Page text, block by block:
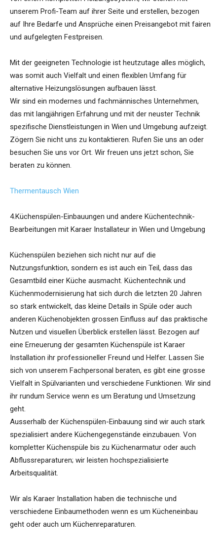
unserem Profi-Team auf ihrer Seite und erstellen, bezogen
auf Ihre Bedarfe und Ansprüche einen Preisangebot mit fairen
und aufgelegten Festpreisen.
Mit der geeigneten Technologie ist heutzutage alles möglich,
was somit auch Vielfalt und einen flexiblen Umfang für
alternative Heizungslösungen aufbauen lässt.
Wir sind ein modernes und fachmännisches Unternehmen,
das mit langjährigen Erfahrung und mit der neuster Technik
spezifische Dienstleistungen in Wien und Umgebung aufzeigt.
Zögern Sie nicht uns zu kontaktieren. Rufen Sie uns an oder
besuchen Sie uns vor Ort. Wir freuen uns jetzt schon, Sie
beraten zu können.
Thermentausch Wien
4.Küchenspülen-Einbauungen und andere Küchentechnik-
Bearbeitungen mit Karaer Installateur in Wien und Umgebung
Küchenspülen beziehen sich nicht nur auf die
Nutzungsfunktion, sondern es ist auch ein Teil, dass das
Gesamtbild einer Küche ausmacht. Küchentechnik und
Küchenmodernisierung hat sich durch die letzten 20 Jahren
so stark entwickelt, das kleine Details in Spüle oder auch
anderen Küchenobjekten grossen Einfluss auf das praktische
Nutzen und visuellen Überblick erstellen lässt. Bezogen auf
eine Erneuerung der gesamten Küchenspüle ist Karaer
Installation ihr professioneller Freund und Helfer. Lassen Sie
sich von unserem Fachpersonal beraten, es gibt eine grosse
Vielfalt in Spülvarianten und verschiedene Funktionen. Wir sind
ihr rundum Service wenn es um Beratung und Umsetzung
geht.
Ausserhalb der Küchenspülen-Einbauung sind wir auch stark
spezialisiert andere Küchengegenstände einzubauen. Von
kompletter Küchenspüle bis zu Küchenarmatur oder auch
Abflussreparaturen; wir leisten hochspezialisierte
Arbeitsqualität.
Wir als Karaer Installation haben die technische und
verschiedene Einbaumethoden wenn es um Kücheneinbau
geht oder auch um Küchenreparaturen.